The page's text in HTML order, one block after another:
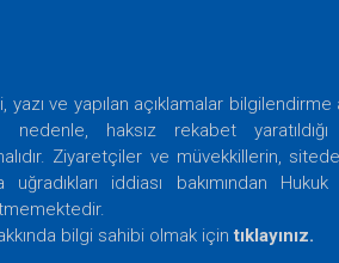
ve yapılan açıklamalar bilgilendirme
haksız rekabet yaratıldığı
Ziyaretçiler ve müvekkillerin,
iddiası bakımından Hukuk
bilgi sahibi olmak içintıklayınız.